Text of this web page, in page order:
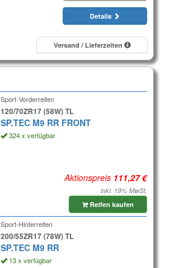
Details
Versand / Lieferzeiten
Sport-Vorderreifen
120/70ZR17 (58W) TL
SP.TEC M9 RR FRONT
324 x verfügbar
Aktionspreis
inkl. 19% MwSt.
Reifen kaufen
Sport-Hinterreifen
200/55ZR17 (78W) TL
SP.TEC M9 RR
13 x verfügbar